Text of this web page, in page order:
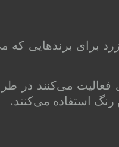
برای برندهایی که
می‌کنند در
استفاده می‌کنند.